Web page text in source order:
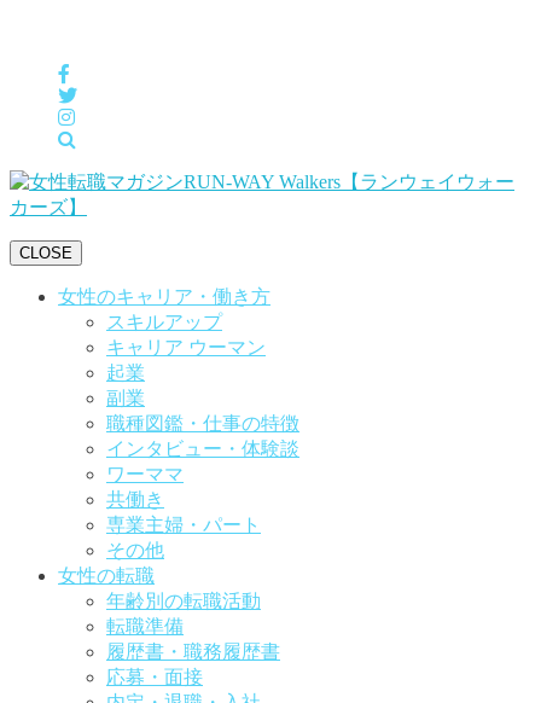
CLOSE
女性のキャリア・働き方
スキルアップ
キャリア ウーマン
起業
副業
職種図鑑・仕事の特徴
インタビュー・体験談
ワーママ
共働き
専業主婦・パート
その他
女性の転職
年齢別の転職活動
転職準備
履歴書・職務履歴書
応募・面接